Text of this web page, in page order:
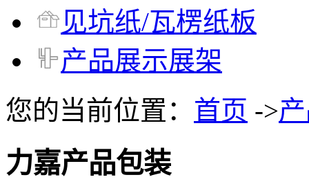
见坑纸/瓦楞纸板
产品展示展架
您的当前位置： 首页 ->
力嘉产品包装